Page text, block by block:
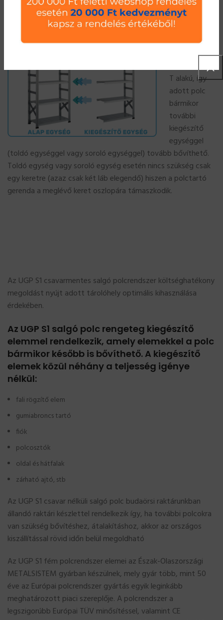
összeszerelésben, illetveösszeszerelési videois a felhasználók
rendelkezésre áll.
Mivel az UGP
S1 salgó polc
T alakú, így
adott polc
bármikor
további
kiegészítő
egységgel
(toldó egységgel vagy soroló egységgel) tovább bővíthető.
Toldó egység vagy soroló egység esetén nincs szükség csak
egy keretre (azaz csak két láb elegendő) hiszen a polctartó
gerenda a meglévő keret oszlopára támaszkodik.
Az UGP S1 csavarmentes salgó polcrendszer költséghatékony
megoldást nyújt adott tárolóhely optimális kihasználása
érdekében.
Az UGP S1 salgó polc rengeteg kiegészítő
elemmel rendelkezik, amely elemekkel a polc
bármikor később is bővíthető. A kiegészítő
elemek közül néhány a teljesség igénye
nélkül:
fali rögzítő elem
gumiabroncs tartó
fiók
polcosztók
oldal és hátfalak
zárható ajtó, stb
Az UGP S1 csavar nélküli salgó polc budaörsi raktárunkban
állandó raktári készlettel rendelkezik így, ha további polcokra
van szükség bővítéshez, átalakításhoz, akkor az országos
kiszállítással rövid időn belül megoldható
Az UGP S1 fém polcrendszer elemei az Észak-Olaszországi
METALSISTEM gyárban készülnek, mely gyár több, mint 50
éve az Európai polcrendszer gyártás egyik leginkább
meghatározott piaci szereplője. A polcrendszer a
legszigorúbb Európai TÜV minősítéssel, valamint CE